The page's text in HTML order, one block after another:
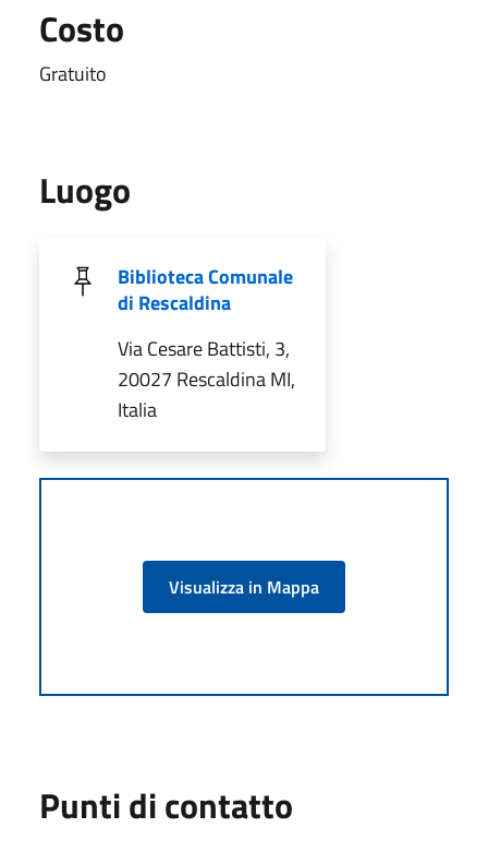
Costo
Gratuito
Luogo
Biblioteca Comunale
di Rescaldina
Via Cesare Battisti, 3,
20027 Rescaldina MI,
Italia
Visualizza in Mappa
Punti di contatto